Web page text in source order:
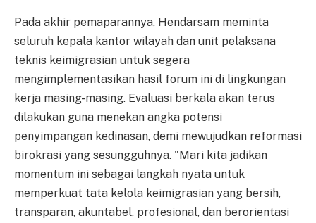
Pada akhir pemaparannya, Hendarsam meminta
seluruh kepala kantor wilayah dan unit pelaksana
teknis keimigrasian untuk segera
mengimplementasikan hasil forum ini di lingkungan
kerja masing-masing. Evaluasi berkala akan terus
dilakukan guna menekan angka potensi
penyimpangan kedinasan, demi mewujudkan reformasi
birokrasi yang sesungguhnya. "Mari kita jadikan
momentum ini sebagai langkah nyata untuk
memperkuat tata kelola keimigrasian yang bersih,
transparan, akuntabel, profesional, dan berorientasi